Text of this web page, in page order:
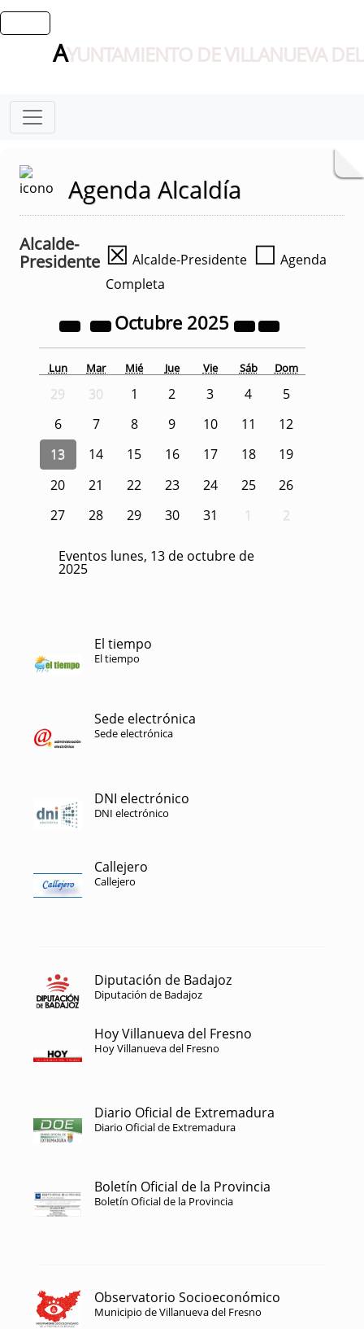
AYUNTAMIENTO DE VILLANUEVA
Agenda Alcaldía
Alcalde-
Presidente ☒ Alcalde-Presidente ☐ Agenda
Completa
Octubre 2025
Lun Mar Mié Jue Vie Sáb Dom
29 30 1 2 3 4
5
6
7 8 9 10 11
12
13
14 15 16 17 18
19
20
21 22 23 24 25
26
27
28 29 30 31 1 2
Eventos lunes, 13 de octubre de
2025
El tiempo
El tiempo
Sede electrónica
Sede electrónica
DNI electrónico
DNI electrónico
Callejero
Callejero
Diputación de Badajoz
Diputación de Badajoz
Hoy Villanueva del Fresno
Hoy Villanueva del Fresno
Diario Oficial de Extremadura
Diario Oficial de Extremadura
Boletín Oficial de la Provincia
Boletín Oficial de la Provincia
Observatorio Socioeconómico
Municipio de Villanueva del Fresno